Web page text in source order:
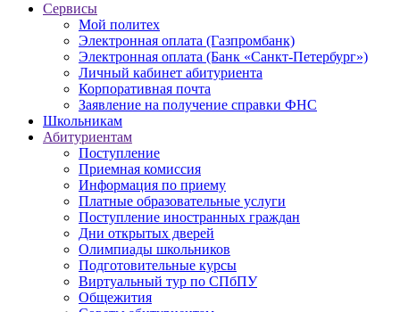
Сервисы
Мой политех
Электронная оплата (Газпромбанк)
Электронная оплата (Банк «Санкт-Петербург»)
Личный кабинет абитуриента
Корпоративная почта
Заявление на получение справки ФНС
Школьникам
Абитуриентам
Поступление
Приемная комиссия
Информация по приему
Платные образовательные услуги
Поступление иностранных граждан
Дни открытых дверей
Олимпиады школьников
Подготовительные курсы
Виртуальный тур по СПбПУ
Общежития